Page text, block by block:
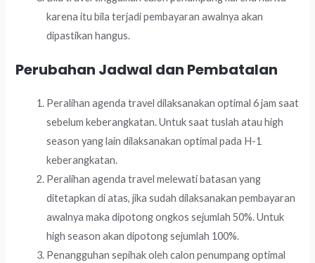
karena itu bila terjadi pembayaran awalnya akan
dipastikan hangus.
Perubahan Jadwal dan Pembatalan
Peralihan agenda travel dilaksanakan optimal 6 jam saat
sebelum keberangkatan. Untuk saat tuslah atau high
season yang lain dilaksanakan optimal pada H-1
keberangkatan.
Peralihan agenda travel melewati batasan yang
ditetapkan di atas, jika sudah dilaksanakan pembayaran
awalnya maka dipotong ongkos sejumlah 50%. Untuk
high season akan dipotong sejumlah 100%.
Penangguhan sepihak oleh calon penumpang optimal